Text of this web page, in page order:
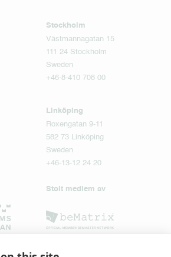
Stockholm
Västmannagatan 15
111 24 Stockholm
Sweden
+46-8-410 708 00
Linköping
Roxengatan 9-11
582 73 Linköping
Sweden
+46-13-12 24 20
Stolt medlem av